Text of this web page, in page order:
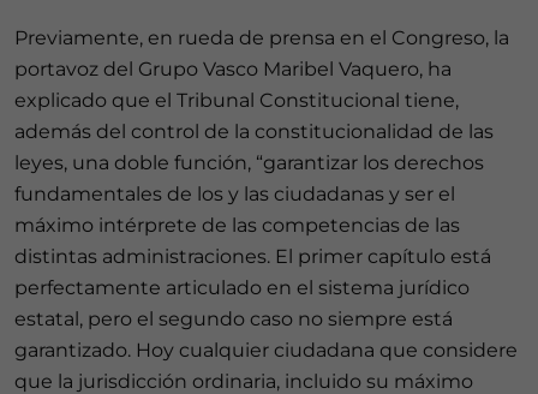
Previamente, en rueda de prensa en el Congreso, la
portavoz del Grupo Vasco Maribel Vaquero, ha
explicado que el Tribunal Constitucional tiene,
además del control de la constitucionalidad de las
leyes, una doble función, “garantizar los derechos
fundamentales de los y las ciudadanas y ser el
máximo intérprete de las competencias de las
distintas administraciones. El primer capítulo está
perfectamente articulado en el sistema jurídico
estatal, pero el segundo caso no siempre está
garantizado. Hoy cualquier ciudadana que considere
que la jurisdicción ordinaria, incluido su máximo